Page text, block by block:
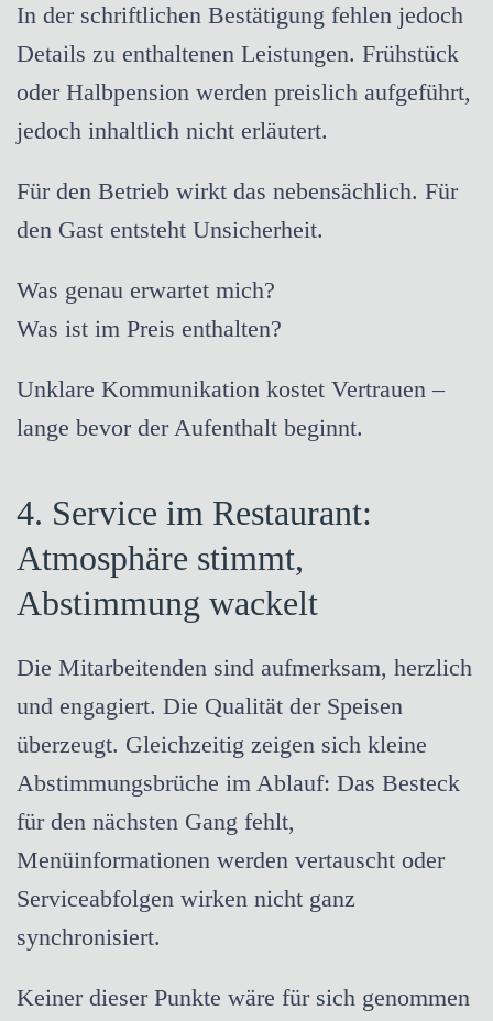
In der schriftlichen Bestätigung fehlen jedoch
Details zu enthaltenen Leistungen. Frühstück
oder Halbpension werden preislich aufgeführt,
jedoch inhaltlich nicht erläutert.
Für den Betrieb wirkt das nebensächlich. Für
den Gast entsteht Unsicherheit.
Was genau erwartet mich?
Was ist im Preis enthalten?
Unklare Kommunikation kostet Vertrauen –
lange bevor der Aufenthalt beginnt.
4. Service im Restaurant:
Atmosphäre stimmt,
Abstimmung wackelt
Die Mitarbeitenden sind aufmerksam, herzlich
und engagiert. Die Qualität der Speisen
überzeugt. Gleichzeitig zeigen sich kleine
Abstimmungsbrüche im Ablauf: Das Besteck
für den nächsten Gang fehlt,
Menüinformationen werden vertauscht oder
Serviceabfolgen wirken nicht ganz
synchronisiert.
Keiner dieser Punkte wäre für sich genommen